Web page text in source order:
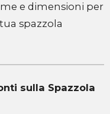
e dimensioni per
spazzola
sulla Spazzola